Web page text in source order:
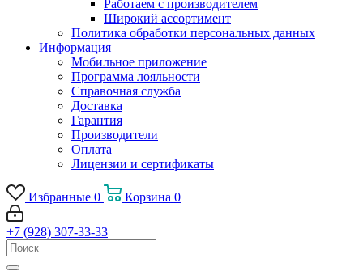
Работаем с производителем
Широкий ассортимент
Политика обработки персональных данных
Информация
Мобильное приложение
Программа лояльности
Справочная служба
Доставка
Гарантия
Производители
Оплата
Лицензии и сертификаты
Избранные 0 Корзина 0
+7 (928) 307-33-33